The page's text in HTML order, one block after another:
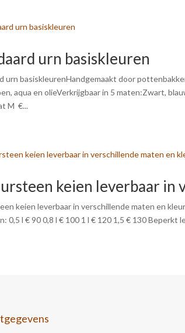
urn basiskleuren
urn basiskleurenHandgemaakt door
aqua en olieVerkrijgbaar in 5 maten:Zwart,
M €...
keien leverbaar in
keien leverbaar in verschillende maten en
0,5 l € 90 0,8 l € 100 1 l € 120 1,5 € 130 Beperkt